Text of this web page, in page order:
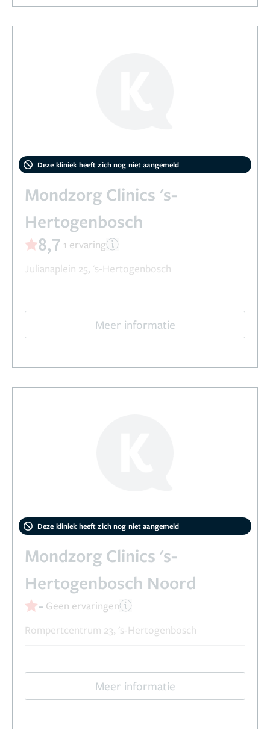
Deze kliniek heeft zich nog niet aangemeld
Mondzorg Clinics 's-
Hertogenbosch
8,7 1 ervaring
Julianaplein 25, 's-Hertogenbosch
Meer informatie
Deze kliniek heeft zich nog niet aangemeld
Mondzorg Clinics 's-
Hertogenbosch Noord
- Geen ervaringen
Rompertcentrum 23, 's-Hertogenbosch
Meer informatie